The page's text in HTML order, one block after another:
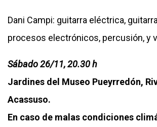
Dani Campi: guitarra eléctrica,
procesos electrónicos, percusión, y
Sábado 26/11, 20.30 h
Jardines del Museo Pueyrredón,
Acassuso.
En caso de malas condiciones